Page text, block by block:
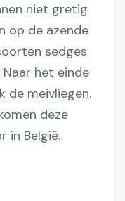
niet gretig
op de azende
sedges
het einde
de meivliegen.
deze
in België.